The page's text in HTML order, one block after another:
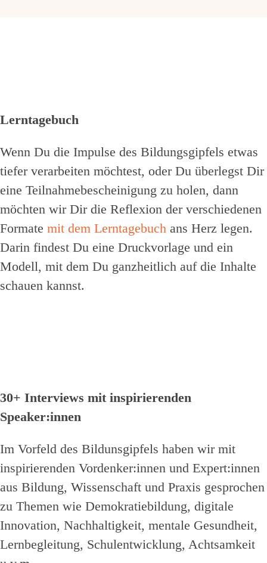
Lerntagebuch
Wenn Du die Impulse des Bildungsgipfels etwas
tiefer verarbeiten möchtest, oder Du überlegst Dir
eine Teilnahmebescheinigung zu holen, dann
möchten wir Dir die Reflexion der verschiedenen
Formate mit dem Lerntagebuch ans Herz legen.
Darin findest Du eine Druckvorlage und ein
Modell, mit dem Du ganzheitlich auf die Inhalte
schauen kannst.
30+ Interviews mit inspirierenden
Speaker:innen
Im Vorfeld des Bildunsgipfels haben wir mit
inspirierenden Vordenker:innen und Expert:innen
aus Bildung, Wissenschaft und Praxis gesprochen
zu Themen wie Demokratiebildung, digitale
Innovation, Nachhaltigkeit, mentale Gesundheit,
Lernbegleitung, Schulentwicklung, Achtsamkeit